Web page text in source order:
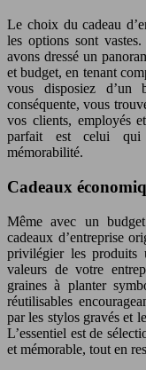
Le choix du cadeau
les options sont
avons dressé un
et budget, en tenant
vous disposiez d’un
conséquente, vous
vos clients, employés
parfait est celui qui
mémorabilité.
Cadeaux
Même avec un
cadeaux d’entreprise
privilégier les produits
valeurs de votre
graines à planter
réutilisables
par les stylos gravés et
L’essentiel est de
et mémorable, tout en